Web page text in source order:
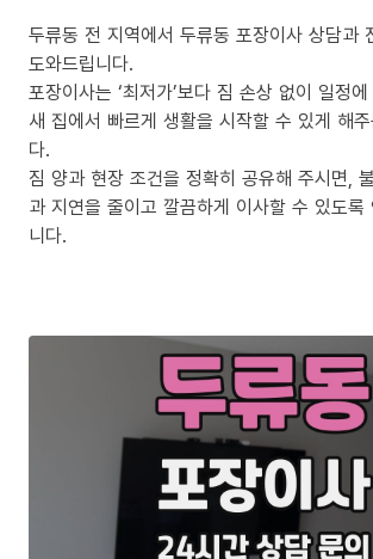
두류동 전 지역에서 두류동 포장이사 상담과
도와드립니다.
포장이사는 ‘최저가’보다 짐 손상 없이 일정
새 집에서 빠르게 생활을 시작할 수 있게 해
다.
짐 양과 현장 조건을 정확히 공유해 주시면,
과 지연을 줄이고 깔끔하게 이사할 수 있도록
니다.